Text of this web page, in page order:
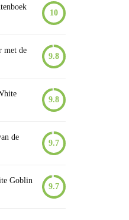
10
met de
9.8
9.8
de
9.7
Goblin
9.7